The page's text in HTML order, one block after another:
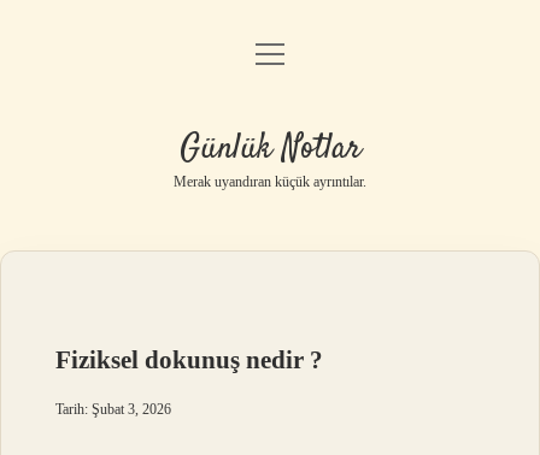
Anasayfa
Yasal Uyarı
menüyü
Günlük Notlar
Merak uyandıran küçük ayrıntılar.
Fiziksel dokunuş nedir ?
Tarih: Şubat 3, 2026